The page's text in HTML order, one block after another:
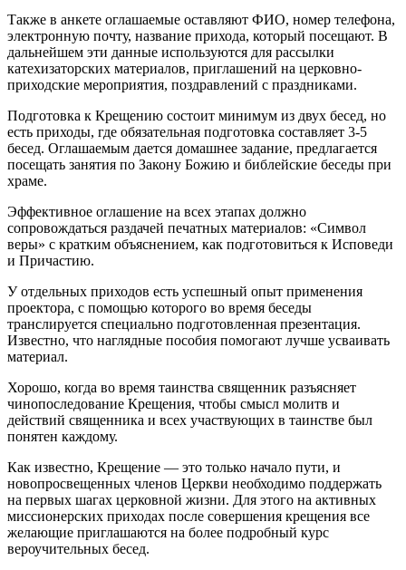
Также в анкете оглашаемые оставляют ФИО, номер телефона,
электронную почту, название прихода, который посещают. В
дальнейшем эти данные используются для рассылки
катехизаторских материалов, приглашений на церковно-
приходские мероприятия, поздравлений с праздниками.
Подготовка к Крещению состоит минимум из двух бесед, но
есть приходы, где обязательная подготовка составляет 3-5
бесед. Оглашаемым дается домашнее задание, предлагается
посещать занятия по Закону Божию и библейские беседы при
храме.
Эффективное оглашение на всех этапах должно
сопровождаться раздачей печатных материалов: «Символ
веры» с кратким объяснением, как подготовиться к Исповеди
и Причастию.
У отдельных приходов есть успешный опыт применения
проектора, с помощью которого во время беседы
транслируется специально подготовленная презентация.
Известно, что наглядные пособия помогают лучше усваивать
материал.
Хорошо, когда во время таинства священник разъясняет
чинопоследование Крещения, чтобы смысл молитв и
действий священника и всех участвующих в таинстве был
понятен каждому.
Как известно, Крещение ― это только начало пути, и
новопросвещенных членов Церкви необходимо поддержать
на первых шагах церковной жизни. Для этого на активных
миссионерских приходах после совершения крещения все
желающие приглашаются на более подробный курс
вероучительных бесед.